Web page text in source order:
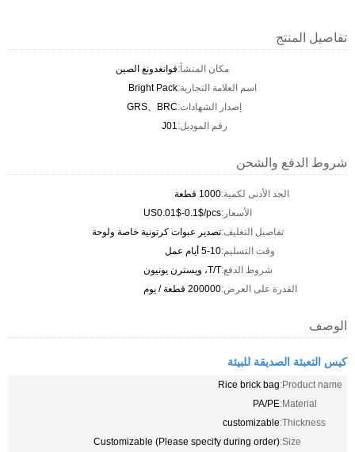
تفاصيل المنتج
مكان المنشأ:قوانغدونغ الصين
اسم العلامة التجارية:Bright Pack
إصدار الشهادات:GRS、BRC
رقم الموديل:J01
شروط الدفع والشحن
الحد الأدنى لكمية:1000 قطعة
الأسعار:US0.01$-0.1$/pcs
تفاصيل التغليف:تصدير عبوات كرتونية خاصة ولوحة
وقت التسليم:5-10 أيام عمل
شروط الدفع:T/T، ويسترن يونيون
القدرة على العرض:200000 قطعة / يوم
الوصف
كيس التعبئة الصديقة للبيئة
Product name:
Rice brick bag
Material:
PA/PE
Thickness:
customizable
Size:
Customizable (Please specify during order)